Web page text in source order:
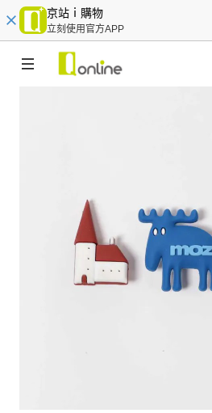
京站ｉ購物
立刻使用官方APP